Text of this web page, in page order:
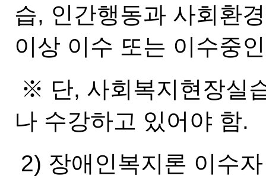
습, 인간행동과 사회환
이상 이수 또는 이수중
※ 단, 사회복지현장실
나 수강하고 있어야 함.
2) 장애인복지론 이수